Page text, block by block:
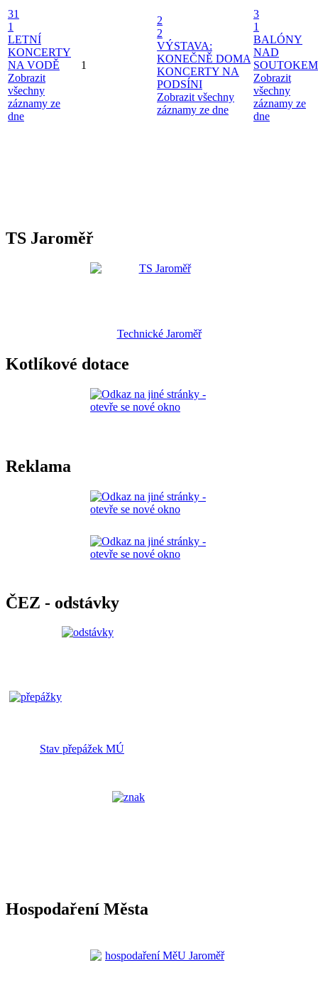
31
1
LETNÍ
KONCERTY
NA VODĚ
Zobrazit
všechny
záznamy ze
dne
1
2
2
VÝSTAVA:
KONEČNĚ DOMA
KONCERTY NA
PODSÍNI
Zobrazit všechny
záznamy ze dne
3
1
BALÓNY
NAD
SOUTOKEM
Zobrazit
všechny
záznamy ze
dne
TS Jaroměř
Technické Jaroměř
Kotlíkové dotace
Reklama
ČEZ - odstávky
Stav přepážek MÚ
Hospodaření Města